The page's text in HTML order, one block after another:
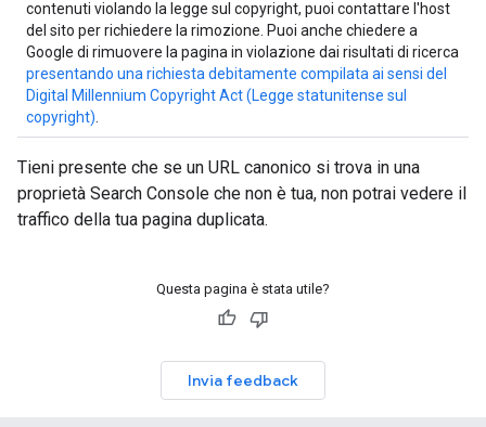
contenuti violando la legge sul copyright, puoi contattare l'host
del sito per richiedere la rimozione. Puoi anche chiedere a
Google di rimuovere la pagina in violazione dai risultati di ricerca
presentando una richiesta debitamente compilata ai sensi del
Digital Millennium Copyright Act (Legge statunitense sul
copyright)
Tieni presente che se un URL canonico si trova in una
proprietà Search Console che non è tua, non potrai vedere il
traffico della tua pagina duplicata.
Questa pagina è stata utile?
Invia feedback